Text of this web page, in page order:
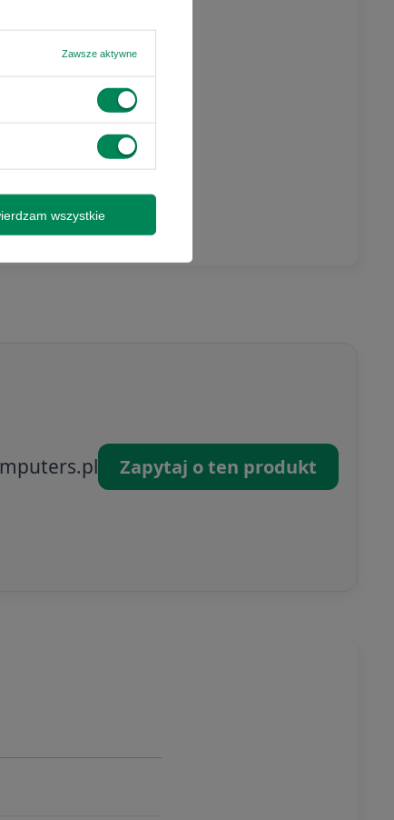
Zapytaj o ten produkt
Zawsze aktywne
wszystkie